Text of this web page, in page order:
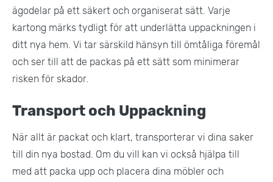
ägodelar på ett säkert och organiserat sätt. Varje
kartong märks tydligt för att underlätta uppackningen i
ditt nya hem. Vi tar särskild hänsyn till ömtåliga föremål
och ser till att de packas på ett sätt som minimerar
risken för skador.
Transport och Uppackning
När allt är packat och klart, transporterar vi dina saker
till din nya bostad. Om du vill kan vi också hjälpa till
med att packa upp och placera dina möbler och